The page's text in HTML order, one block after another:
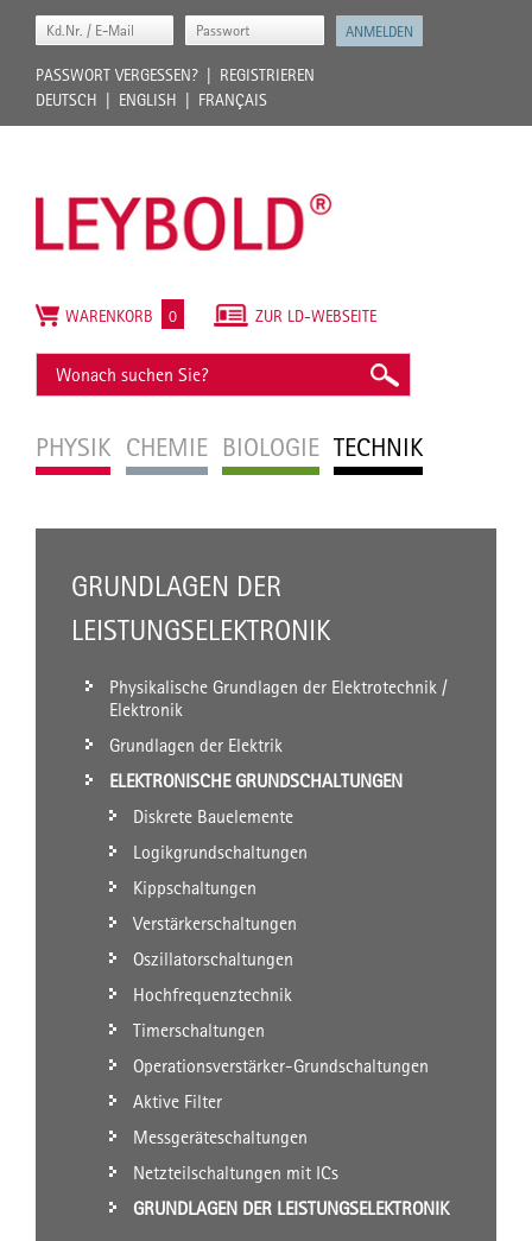
PASSWORT VERGESSEN?
REGISTRIEREN
DEUTSCH
ENGLISH FRANÇAIS
PHYSIK CHEMIE BIOLOGIE TECHNIK
ZUR LD-WEBSEITE
WARENKORB 0
GRUNDLAGEN DER
LEISTUNGSELEKTRONIK
Physikalische Grundlagen der Elektrotechnik /
Elektronik
Grundlagen der Elektrik
ELEKTRONISCHE GRUNDSCHALTUNGEN
Diskrete Bauelemente
Logikgrundschaltungen
Kippschaltungen
Verstärkerschaltungen
Oszillatorschaltungen
Hochfrequenztechnik
Timerschaltungen
Operationsverstärker-Grundschaltungen
Aktive Filter
Messgeräteschaltungen
Netzteilschaltungen mit ICs
GRUNDLAGEN DER LEISTUNGSELEKTRONIK